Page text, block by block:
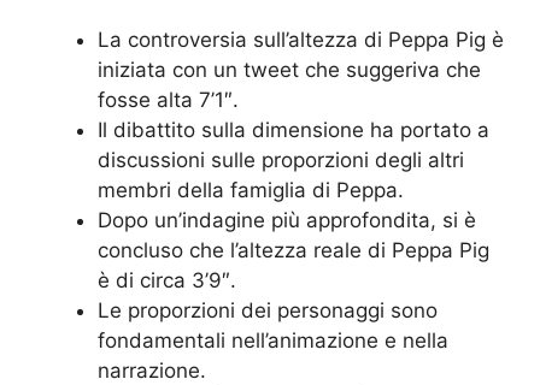
La controversia sull’altezza di Peppa Pig è
iniziata con un tweet che suggeriva che
fosse alta 7’1″.
Il dibattito sulla dimensione ha portato a
discussioni sulle proporzioni degli altri
membri della famiglia di Peppa.
Dopo un’indagine più approfondita, si è
concluso che l’altezza reale di Peppa Pig
è di circa 3’9″.
Le proporzioni dei personaggi sono
fondamentali nell’animazione e nella
narrazione.